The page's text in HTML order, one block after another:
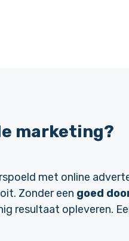
marketing?
met online
Zonder een goed
resultaat opleveren.